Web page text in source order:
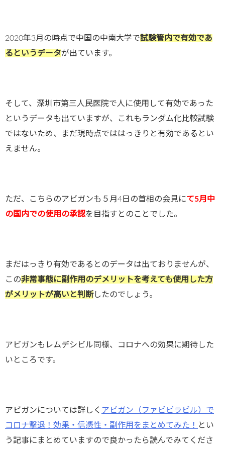
2020年3月の時点で中国の中南大学で試験管内で有効であ
るというデータが出ています。
そして、深圳市第三人民医院で人に使用して有効であった
というデータも出ていますが、これもランダム化比較試験
ではないため、まだ現時点でははっきりと有効であるとい
えません。
ただ、こちらのアビガンも５月4日の首相の会見にて5月中
の国内での使用の承認を目指すとのことでした。
まだはっきり有効であるとのデータは出ておりませんが、
この非常事態に副作用のデメリットを考えても使用した方
がメリットが高いと判断したのでしょう。
アビガンもレムデシビル同様、コロナへの効果に期待した
いところです。
アビガンについては詳しく アビガン（ファビピラビル）で
コロナ撃退！効果・信憑性・副作用をまとめてみた！
とい
う記事にまとめていますので良かったら読んでみてくださ